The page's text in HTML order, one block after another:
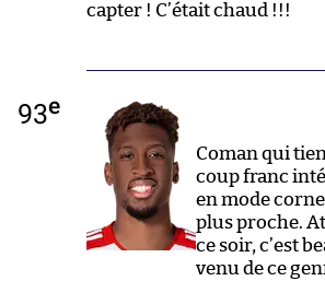
capter ! C’était chaud !!!
93e
Coman qui
coup franc
en mode
plus proche.
ce soir, c’est
venu de ce